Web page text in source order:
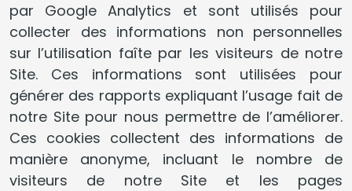
par Google Analytics et sont utilisés pour
collecter des informations non personnelles
sur l’utilisation faîte par les visiteurs de notre
Site. Ces informations sont utilisées pour
générer des rapports expliquant l’usage fait de
notre Site pour nous permettre de l’améliorer.
Ces cookies collectent des informations de
manière anonyme, incluant le nombre de
visiteurs de notre Site et les pages